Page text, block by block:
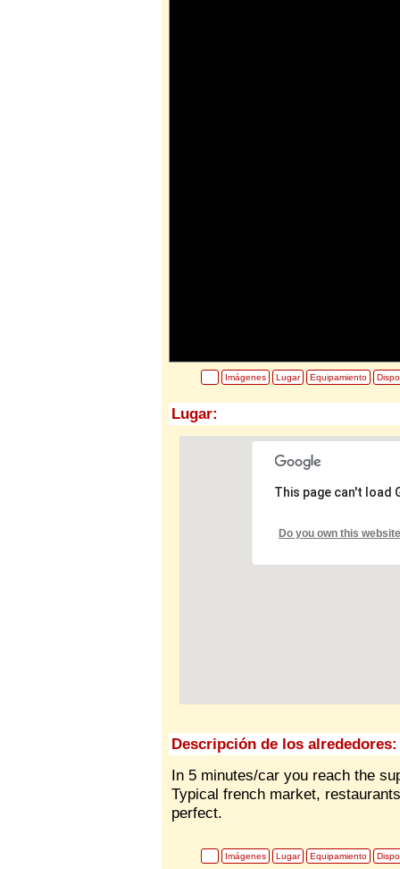
Imágenes Lugar Equipamiento
Lugar:
This page can't load
Do you own this
Descripción de los alrededores:
In 5 minutes/car you reach the
Typical french market,
perfect.
Imágenes Lugar Equipamiento